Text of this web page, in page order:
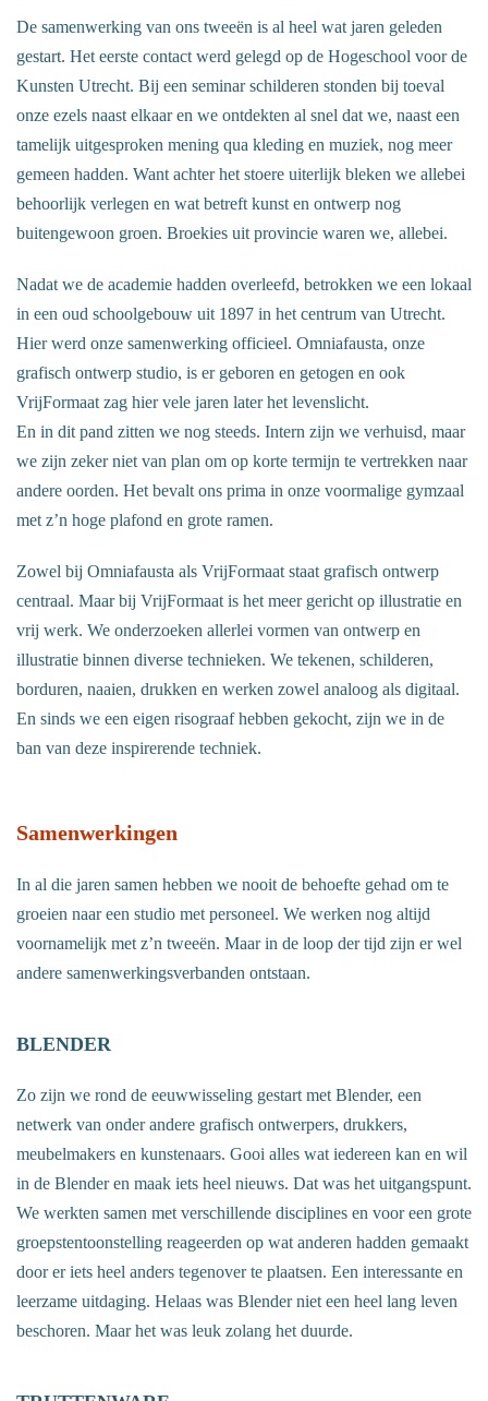
De samenwerking van ons tweeën is al heel wat jaren geleden
gestart. Het eerste contact werd gelegd op de Hogeschool voor de
Kunsten Utrecht. Bij een seminar schilderen stonden bij toeval
onze ezels naast elkaar en we ontdekten al snel dat we, naast een
tamelijk uitgesproken mening qua kleding en muziek, nog meer
gemeen hadden. Want achter het stoere uiterlijk bleken we allebei
behoorlijk verlegen en wat betreft kunst en ontwerp nog
buitengewoon groen. Broekies uit provincie waren we, allebei.
Nadat we de academie hadden overleefd, betrokken we een lokaal
in een oud schoolgebouw uit 1897 in het centrum van Utrecht.
Hier werd onze samenwerking officieel. Omniafausta, onze
grafisch ontwerp studio, is er geboren en getogen en ook
VrijFormaat zag hier vele jaren later het levenslicht.
En in dit pand zitten we nog steeds. Intern zijn we verhuisd, maar
we zijn zeker niet van plan om op korte termijn te vertrekken naar
andere oorden. Het bevalt ons prima in onze voormalige gymzaal
met z’n hoge plafond en grote ramen.
Zowel bij Omniafausta als VrijFormaat staat grafisch ontwerp
centraal. Maar bij VrijFormaat is het meer gericht op illustratie en
vrij werk. We onderzoeken allerlei vormen van ontwerp en
illustratie binnen diverse technieken. We tekenen, schilderen,
borduren, naaien, drukken en werken zowel analoog als digitaal.
En sinds we een eigen risograaf hebben gekocht, zijn we in de
ban van deze inspirerende techniek.
Samenwerkingen
In al die jaren samen hebben we nooit de behoefte gehad om te
groeien naar een studio met personeel. We werken nog altijd
voornamelijk met z’n tweeën. Maar in de loop der tijd zijn er wel
andere samenwerkingsverbanden ontstaan.
BLENDER
Zo zijn we rond de eeuwwisseling gestart met Blender, een
netwerk van onder andere grafisch ontwerpers, drukkers,
meubelmakers en kunstenaars. Gooi alles wat iedereen kan en wil
in de Blender en maak iets heel nieuws. Dat was het uitgangspunt.
We werkten samen met verschillende disciplines en voor een grote
groepstentoonstelling reageerden op wat anderen hadden gemaakt
door er iets heel anders tegenover te plaatsen. Een interessante en
leerzame uitdaging. Helaas was Blender niet een heel lang leven
beschoren. Maar het was leuk zolang het duurde.